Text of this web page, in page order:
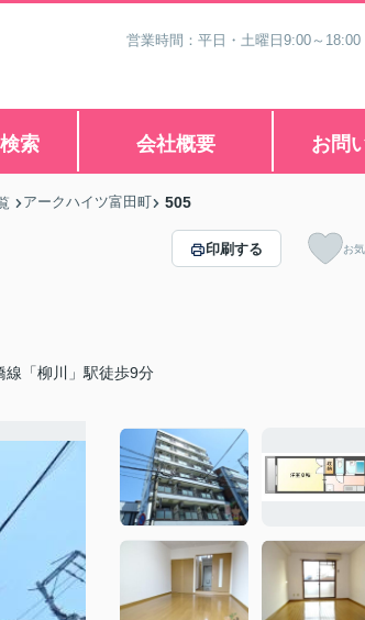
営業時間：平日・土曜日9:00～
索 会社概要 お問
アークハイツ富田町 505
線「柳川」駅徒歩9分
印刷する お